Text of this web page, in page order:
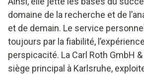
domaine de la recherche et de
et de demain. Le service
toujours par la fiabilité,
perspicacité. La Carl Roth GmbH &
siège principal à Karlsruhe,